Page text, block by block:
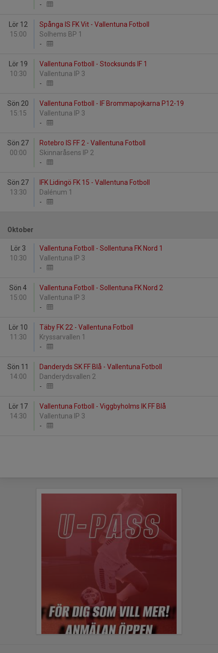
-
Lör 12
15:00
Spånga IS FK Vit - Vallentuna Fotboll
Solhems BP 1
-
Lör 19
10:30
Vallentuna Fotboll - Stocksunds IF 1
Vallentuna IP 3
-
Sön 20
15:15
Vallentuna Fotboll - IF Brommapojkarna P12-19
Vallentuna IP 3
-
Sön 27
00:00
Rotebro IS FF 2 - Vallentuna Fotboll
Skinnaråsens IP 2
-
Sön 27
13:30
IFK Lidingö FK 15 - Vallentuna Fotboll
Dalénum 1
-
Oktober
Lör 3
10:30
Vallentuna Fotboll - Sollentuna FK Nord 1
Vallentuna IP 3
-
Sön 4
15:00
Vallentuna Fotboll - Sollentuna FK Nord 2
Vallentuna IP 3
-
Lör 10
11:30
Täby FK 22 - Vallentuna Fotboll
Kryssarvallen 1
-
Sön 11
14:00
Danderyds SK FF Blå - Vallentuna Fotboll
Danderydsvallen 2
-
Lör 17
14:30
Vallentuna Fotboll - Viggbyholms IK FF Blå
Vallentuna IP 3
-